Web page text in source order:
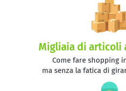
Migliaia di articoli
Come fare shopping
ma senza la fatica di